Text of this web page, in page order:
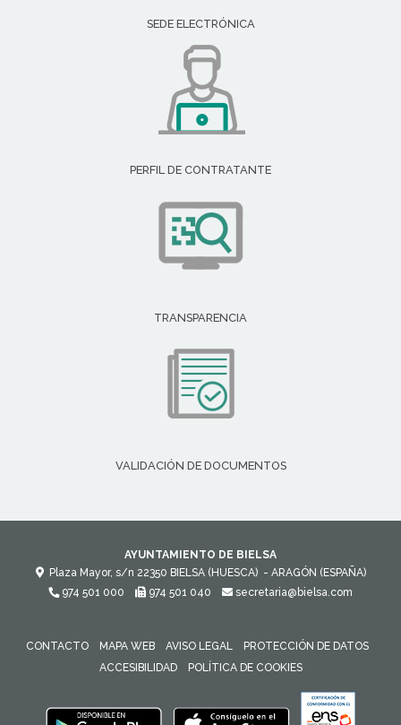
SEDE ELECTRÓNICA
PERFIL DE CONTRATANTE
TRANSPARENCIA
VALIDACIÓN DE DOCUMENTOS
AYUNTAMIENTO DE BIELSA
Plaza Mayor, s/n 22350 BIELSA (HUESCA) - ARAGÓN (ESPAÑA)
974 501 000
974 501 040 secretaria@bielsa.com
CONTACTO MAPA WEB AVISO LEGAL
PROTECCIÓN DE DATOS
ACCESIBILIDAD
POLÍTICA DE COOKIES